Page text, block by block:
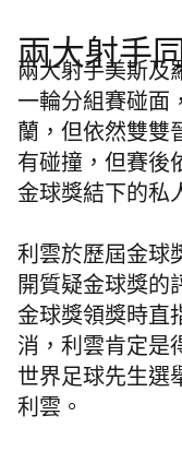
兩大射手
兩大射手美斯及
一輪分組賽碰面
蘭，但依然雙雙
有碰撞，但賽後
金球獎結下的私
利雲於歷屆金球
開質疑金球獎的
金球獎領獎時直
消，利雲肯定是
世界足球先生選
利雲。